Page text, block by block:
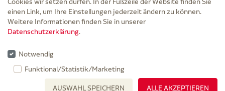
Zu Risiken und Nebenwirkungen lesen Sie die Packungsbeilage und fragen Sie
Ihre Ärztin, Ihren Arzt oder in der Apotheke.
entfallen für Lieferungen innerhalb Deutschlands die Versandkosten.
Rabattgutscheine werden nicht auf die Versandkostenfreigrenze angerechnet,
gelten nicht für verschreibungspflichtige Medikamente und können nicht mit
einen Link, um Ihre Einstellungen jederzeit ändern zu können.
Weitere Informationen finden Sie in unserer
Datenschutzerklärung.
Notwendig
Funktional/Statistik/Marketing
AUSWAHL SPEICHERN ALLE AKZEPTIEREN